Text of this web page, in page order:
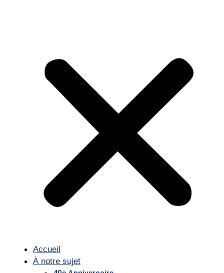
Accueil
À notre sujet